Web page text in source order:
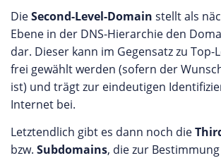
DieSecond-Level-Domain stellt als
Ebene in der DNS-Hierarchie den
dar. Dieser kann im Gegensatz zu Top-
frei gewählt werden (sofern der
ist) und trägt zur eindeutigen
Internet bei.
Letztendlich gibt es dann noch die
bzw. Subdomains, die zur